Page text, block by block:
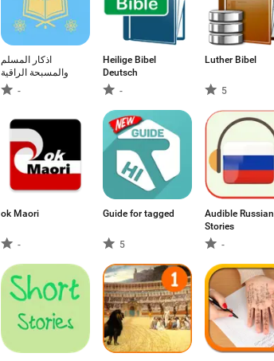
اذكار المسلم
والمسبحة الراقية
-
Heilige Bibel
Deutsch
-
Luther Bibel
5
ok Maori
-
Guide for tagged
5
Audible Russian
Stories
-